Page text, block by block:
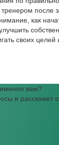
тренером после
как
своих
вам?
и расскажет